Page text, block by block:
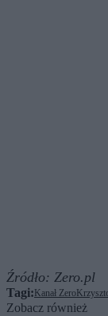
Źródło: Zero.pl
Tagi: Kanał Zero
Zobacz również